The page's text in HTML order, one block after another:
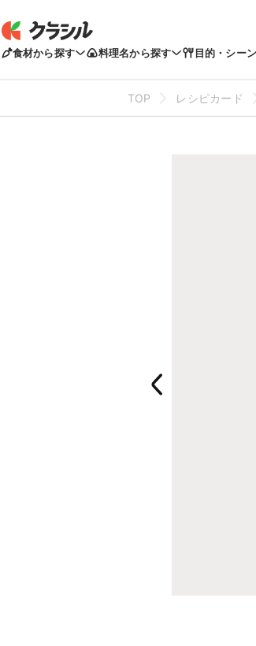
食材から探す 料理名から探す 目的・シー
TOP レシピカード